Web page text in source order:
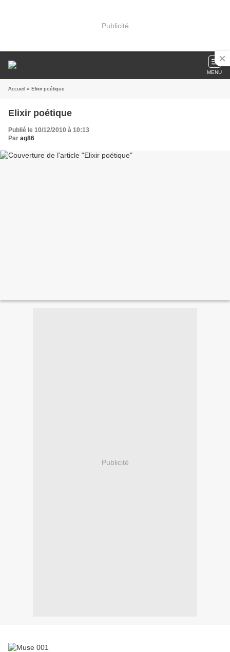
Publicité
MENU
Accueil » Elixir poétique
Elixir poétique
Publié le 10/12/2010 à 10:13
Par ag86
Publicité